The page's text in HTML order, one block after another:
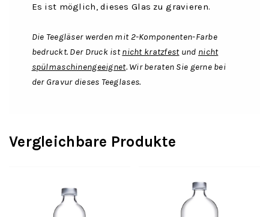
Es ist möglich, dieses Glas zu gravieren.
Die Teegläser werden mit 2-Komponenten-Farbe
bedruckt. Der Druck istnicht kratzfestund nicht
spülmaschinengeeignet. Wir beraten Sie gerne bei
der Gravur dieses Teeglases.
Vergleichbare Produkte